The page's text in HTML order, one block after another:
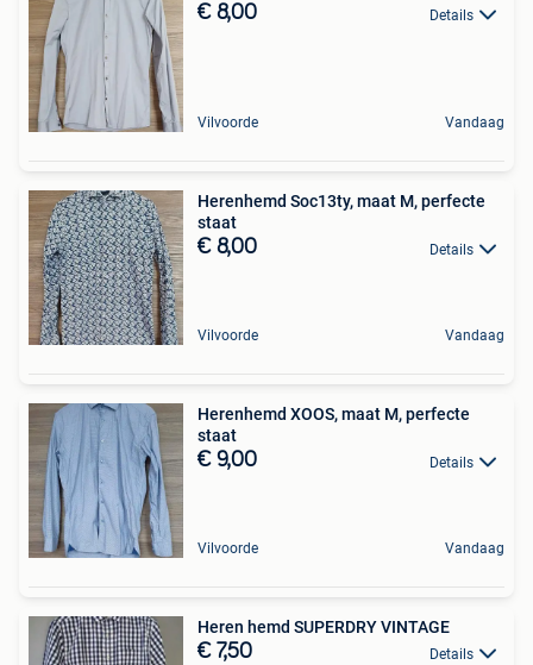
€ 8,00 Details
Vilvoorde Vandaag
Herenhemd Soc13ty, maat M, perfecte
staat
€ 8,00 Details
Vilvoorde Vandaag
Herenhemd XOOS, maat M, perfecte
staat
€ 9,00 Details
Vilvoorde Vandaag
Heren hemd SUPERDRY VINTAGE
€ 7,50 Details